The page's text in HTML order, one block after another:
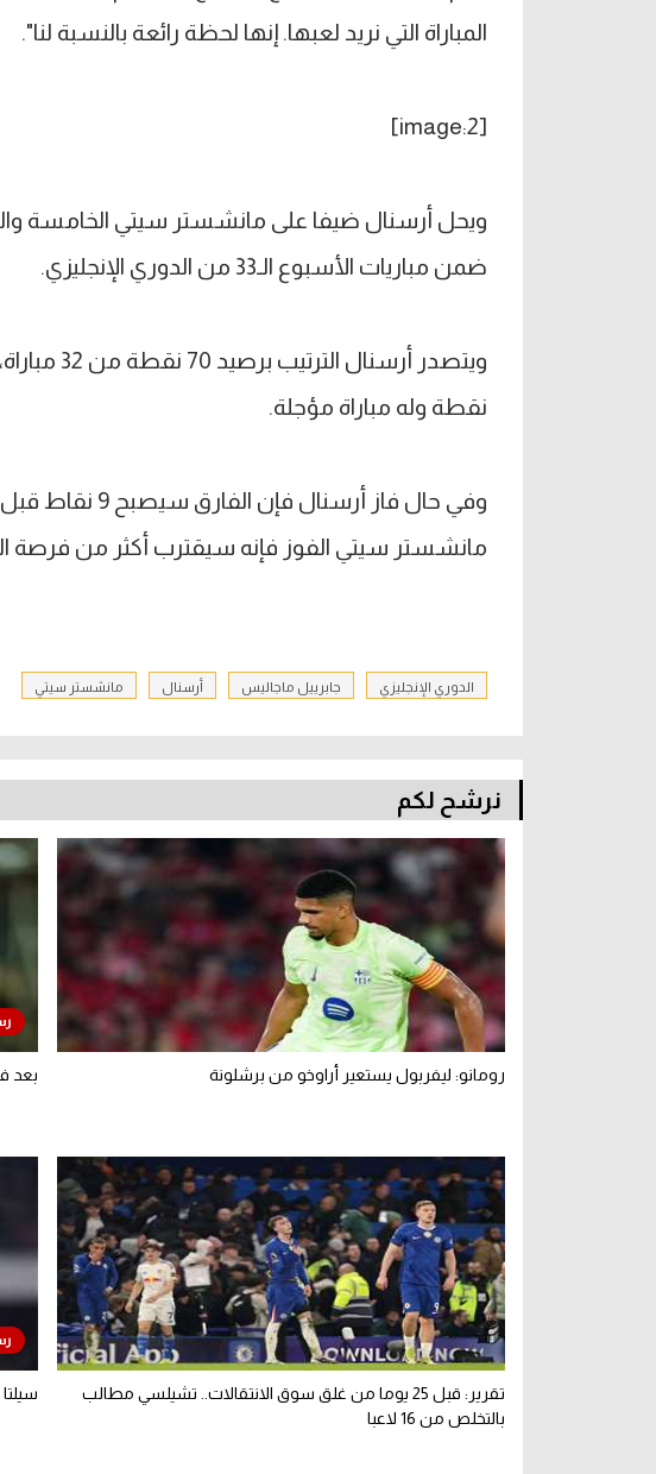
المباراة التي نريد لعبها. إنها لحظة رائعة بالنسبة لنا".
[image:2]
ويحل أرسنال ضيفا على مانشستر سيتي الخامسة
ضمن مباريات الأسبوع الـ33 من الدوري الإنجليزي.
نقطة وله مباراة مؤجلة.
مانشستر سيتي الفوز فإنه سيقترب أكثر من فرصة
الدوري الإنجليزي جابرييل ماجاليس أرسنال مانشستر سيتي
نرشح لكم
رومانو: ليفربول يستعير أراوخو من برشلونة بعد
تقرير: قبل 25 يوما من غلق سوق الانتقالات.. تشيلسي مطالب
بالتخلص من 16 لاعبا